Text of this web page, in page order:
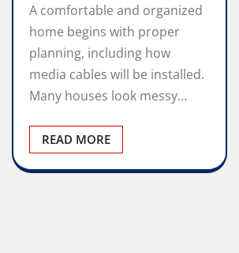
A comfortable and organized
home begins with proper
planning, including how
media cables will be installed.
Many houses look messy…
READ MORE